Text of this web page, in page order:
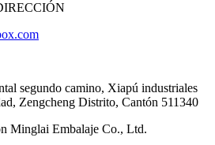
segundo camino, Xiapú industriales
Zengcheng Distrito, Cantón 511340
Minglai Embalaje Co., Ltd.